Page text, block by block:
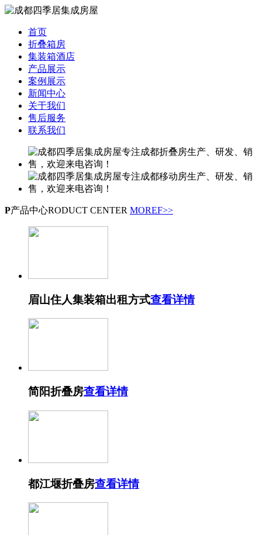
首页
折叠箱房
集装箱酒店
产品展示
案例展示
新闻中心
关于我们
售后服务
联系我们
P产品中心RODUCT CENTER MOREF>>
眉山住人集装箱出租方式查看详情
简阳折叠房查看详情
都江堰折叠房查看详情